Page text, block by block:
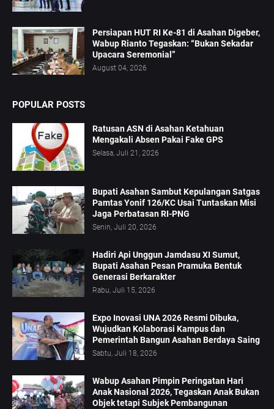
Persiapan HUT RI Ke-81 di Asahan Digeber,
Wabup Rianto Tegaskan: “Bukan Sekadar
Upacara Seremonial”
August 04, 2026
POPULAR POSTS
Ratusan ASN di Asahan Ketahuan
Mengakali Absen Pakai Fake GPS
Selasa, Juli 21, 2026
Bupati Asahan Sambut Kepulangan Satgas
Pamtas Yonif 126/KC Usai Tuntaskan Misi
Jaga Perbatasan RI-PNG
Senin, Juli 20, 2026
Hadiri Api Unggun Jamdasu XI Sumut,
Bupati Asahan Pesan Pramuka Bentuk
Generasi Berkarakter
Rabu, Juli 15, 2026
Expo Inovasi UNA 2026 Resmi Dibuka,
Wujudkan Kolaborasi Kampus dan
Pemerintah Bangun Asahan Berdaya Saing
Sabtu, Juli 18, 2026
Wabup Asahan Pimpin Peringatan Hari
Anak Nasional 2026, Tegaskan Anak Bukan
Objek tetapi Subjek Pembangunan